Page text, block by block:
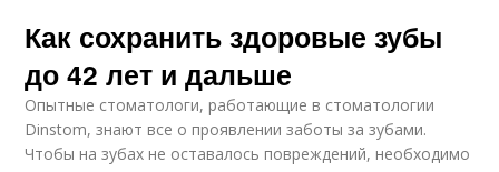
Как сохранить здоровые зубы
до 42 лет и дальше
Опытные стоматологи, работающие в стоматологии
Dinstom, знают все о проявлении заботы за зубами.
Чтобы на зубах не оставалось повреждений, необходимо